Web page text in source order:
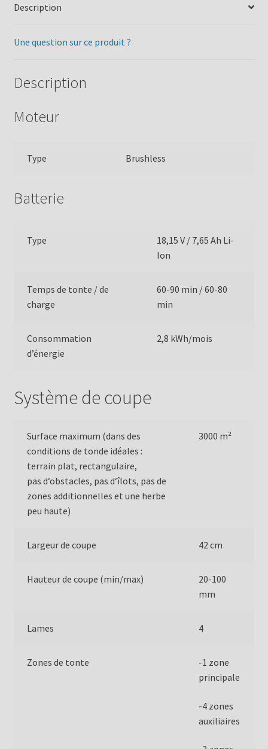
Description
Une question sur ce produit ?
Description
Moteur
Type Brushless
Batterie
Type
18,15 V / 7,65 Ah Li-
Ion
Temps de tonte / de
charge
60-90 min / 60-80
min
Consommation
d’énergie
2,8 kWh/mois
Système de coupe
Surface maximum (dans des
conditions de tonde idéales :
terrain plat, rectangulaire,
pas d‘obstacles, pas d‘îlots, pas de
zones additionnelles et une herbe
peu haute)
3000 m²
Largeur de coupe 42 cm
Hauteur de coupe (min/max)
20-100
mm
Lames 4
Zones de tonte
-1 zone
principale
-4 zones
auxiliaires